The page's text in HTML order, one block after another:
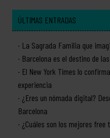
ÚLTIMAS ENTRADAS
La Sagrada Familia que
Barcelona es el destino de
El New York Times lo
experiencia
¿Eres un nómada digital?
Barcelona
¿Cuáles son los mejores free